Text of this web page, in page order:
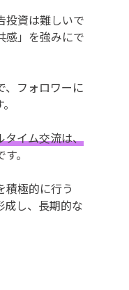
投資は難しいで
感」を強みにで
、フォロワーに
タイム交流は、
す。
積極的に行う
成し、長期的な